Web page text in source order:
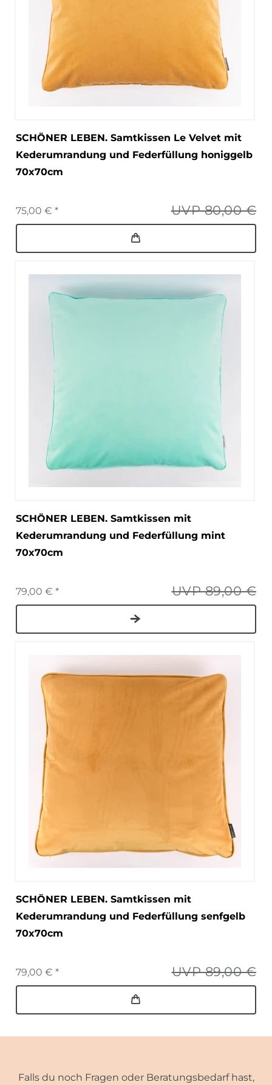
SCHÖNER LEBEN. Samtkissen Le Velvet mit
Kederumrandung und Federfüllung honiggelb
70x70cm
UVP 80,00 €
75,00 € *
SCHÖNER LEBEN. Samtkissen mit
Kederumrandung und Federfüllung mint
70x70cm
UVP 89,00 €
79,00 € *
SCHÖNER LEBEN. Samtkissen mit
Kederumrandung und Federfüllung senfgelb
70x70cm
UVP 89,00 €
79,00 € *
Falls du noch Fragen oder Beratungsbedarf hast,